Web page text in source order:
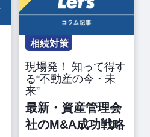
相続対策
現場発！ 知って得す
る“不動産の今・未
来”
最新・資産管理会
社のM&A成功戦略